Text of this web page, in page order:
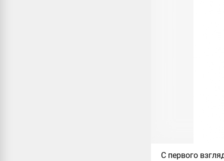
С первого